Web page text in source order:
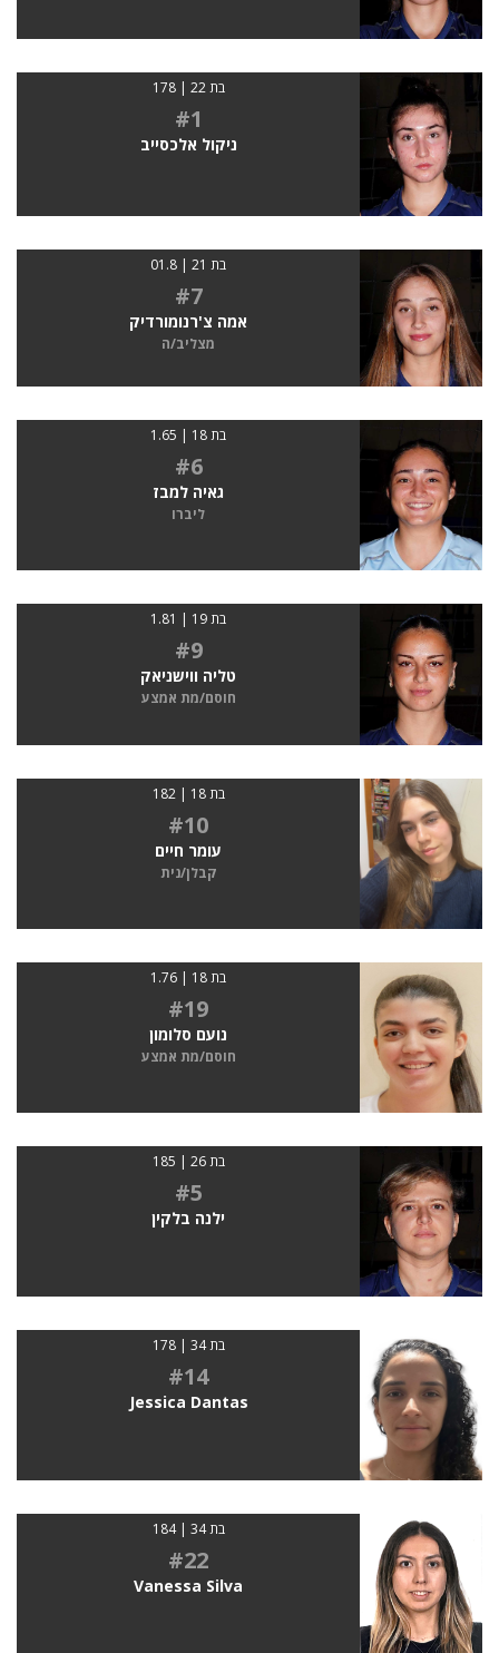
בת 22 | 178
#1
ניקול אלכסייב
בת 21 | 01.8
#7
אמה צ'רנומורדיק
מצליב/ה
בת 18 | 1.65
#6
גאיה למבז
ליברו
בת 19 | 1.81
#9
טליה ווישניאק
חוסם/מת אמצע
בת 18 | 182
#10
עומר חיים
קבלן/נית
בת 18 | 1.76
#19
נועם סלומון
חוסם/מת אמצע
בת 26 | 185
#5
ילנה בלקין
בת 34 | 178
#14
Jessica Dantas
בת 34 | 184
#22
Vanessa Silva